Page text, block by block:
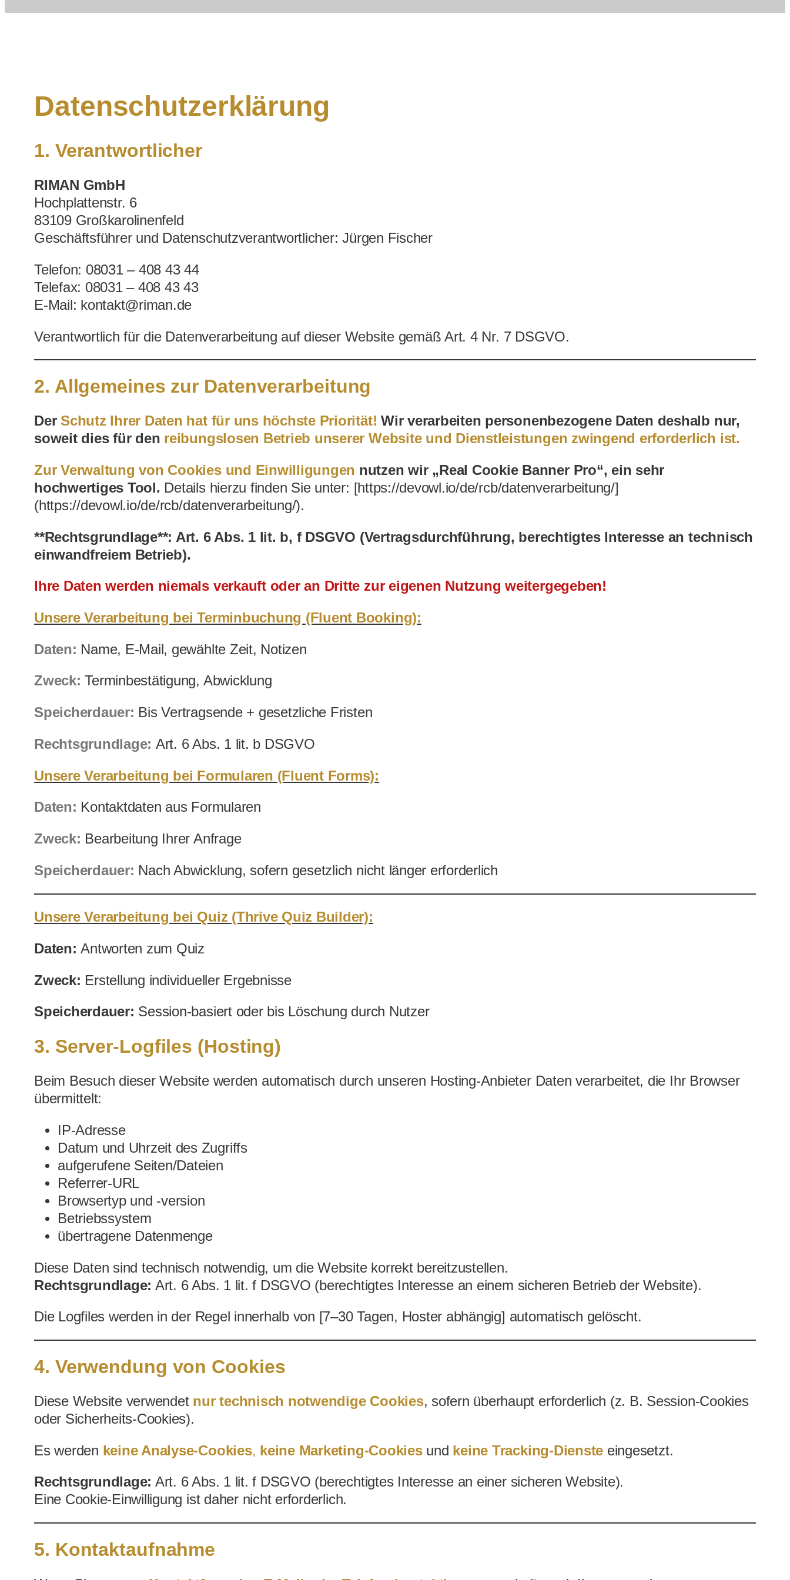
Datenschutzerklärung
1. Verantwortlicher
RIMAN GmbH
Hochplattenstr. 6
83109 Großkarolinenfeld
Geschäftsführer und Datenschutzverantwortlicher: Jürgen Fischer
Telefon: 08031 – 408 43 44
Telefax: 08031 – 408 43 43
E-Mail: kontakt@riman.de
Verantwortlich für die Datenverarbeitung auf dieser Website gemäß Art. 4 Nr. 7 DSGVO.
2. Allgemeines zur Datenverarbeitung
DerSchutz Ihrer Daten hat für uns höchste Priorität! Wir verarbeiten personenbezogene Daten deshalb nur,
soweit dies für den reibungslosen Betrieb unserer Website und Dienstleistungen zwingend erforderlich ist.
Zur Verwaltung von Cookies und Einwilligungen nutzen wir „Real Cookie Banner Pro“, ein sehr
hochwertiges Tool. Details hierzu finden Sie unter: [https://devowl.io/de/rcb/datenverarbeitung/]
(https://devowl.io/de/rcb/datenverarbeitung/).
**Rechtsgrundlage**: Art. 6 Abs. 1 lit. b, f DSGVO (Vertragsdurchführung, berechtigtes Interesse an technisch
einwandfreiem Betrieb).
Ihre Daten werden niemals verkauft oder an Dritte zur eigenen Nutzung weitergegeben!
Unsere Verarbeitung bei Terminbuchung (Fluent Booking):
Daten: Name, E-Mail, gewählte Zeit, Notizen
Zweck: Terminbestätigung, Abwicklung
Speicherdauer: Bis Vertragsende + gesetzliche Fristen
Rechtsgrundlage: Art. 6 Abs. 1 lit. b DSGVO
Unsere Verarbeitung bei Formularen (Fluent Forms):
Daten: Kontaktdaten aus Formularen
Zweck: Bearbeitung Ihrer Anfrage
Speicherdauer: Nach Abwicklung, sofern gesetzlich nicht länger erforderlich
Unsere Verarbeitung bei Quiz (Thrive Quiz Builder):
Daten:Antworten zum Quiz
Zweck: Erstellung individueller Ergebnisse
Speicherdauer: Session-basiert oder bis Löschung durch Nutzer
3. Server-Logfiles (Hosting)
Beim Besuch dieser Website werden automatisch durch unseren Hosting-Anbieter Daten verarbeitet, die Ihr Browser
übermittelt:
IP-Adresse
Datum und Uhrzeit des Zugriffs
aufgerufene Seiten/Dateien
Referrer-URL
Browsertyp und -version
Betriebssystem
übertragene Datenmenge
Diese Daten sind technisch notwendig, um die Website korrekt bereitzustellen.
Rechtsgrundlage: Art. 6 Abs. 1 lit. f DSGVO (berechtigtes Interesse an einem sicheren Betrieb der Website).
Die Logfiles werden in der Regel innerhalb von [7–30 Tagen, Hoster abhängig] automatisch gelöscht.
4. Verwendung von Cookies
Diese Website verwendet nur technisch notwendige Cookies, sofern überhaupt erforderlich (z. B. Session-Cookies
oder Sicherheits-Cookies).
Es werden keine Analyse-Cookies, keine Marketing-Cookiesund keine Tracking-Dienste eingesetzt.
Rechtsgrundlage: Art. 6 Abs. 1 lit. f DSGVO (berechtigtes Interesse an einer sicheren Website).
Eine Cookie-Einwilligung ist daher nicht erforderlich.
5. Kontaktaufnahme